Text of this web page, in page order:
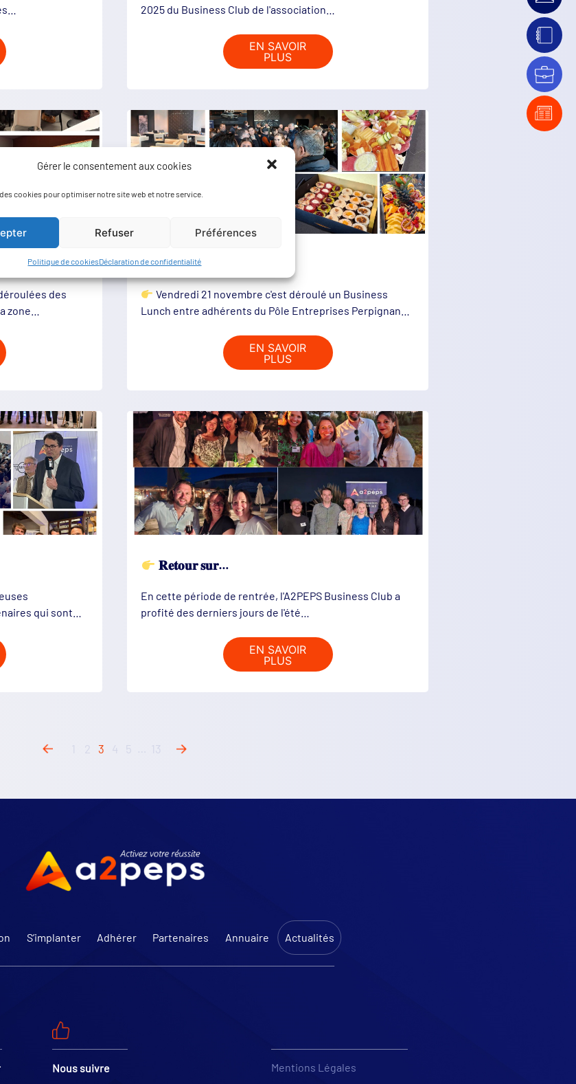
Gérer le consentement aux cookies
cookies pour optimiser notre site web et notre service.
Refuser Préférences
Politique de cookiesDéclaration de confidentialité
2025 du Business Club de l'association…
EN SAVOIR
PLUS
des
zone…
𝐑𝐄𝐓𝐎𝐔𝐑 𝐒𝐔𝐑 𝐋𝐄…
Vendredi 21 novembre c'est déroulé un Business
Lunch entre adhérents du Pôle Entreprises Perpignan…
EN SAVOIR
PLUS
qui sont…
𝐑𝐞𝐭𝐨𝐮𝐫 𝐬𝐮𝐫…
En cette période de rentrée, l'A2PEPS Business Club a
profité des derniers jours de l'été…
EN SAVOIR
PLUS
1 2 3 4 5 13
S’implanter Adhérer Partenaires Annuaire Actualités
Nous suivre
Mentions Légales